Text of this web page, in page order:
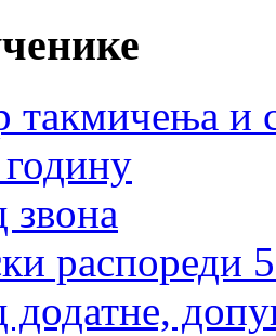
такмичења
звона
распореди
додатне,